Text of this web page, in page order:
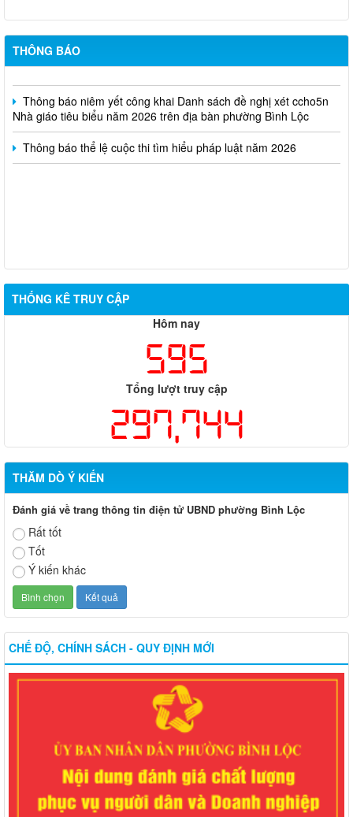
THÔNG BÁO
Thông báo triệu tập thi sinh đủ điều kiện dư thi vòng 2 kỳ tuyển
dụng viên chức Trung tâm Dịch vụ tổng hợp phường Bình Lộc
năm 2026
Thông báo niêm yết công khai Danh sách đề nghị xét ccho5n
Nhà giáo tiêu biểu năm 2026 trên địa bàn phường Bình Lộc
Thông báo thể lệ cuộc thi tìm hiểu pháp luật năm 2026
THỐNG KÊ TRUY CẬP
Hôm nay
595
Tổng lượt truy cập
297,744
THĂM DÒ Ý KIẾN
Đánh giá về trang thông tin điện tử UBND phường Bình Lộc
Rất tốt
Tốt
Ý kiến khác
CHẾ ĐỘ, CHÍNH SÁCH - QUY ĐỊNH MỚI